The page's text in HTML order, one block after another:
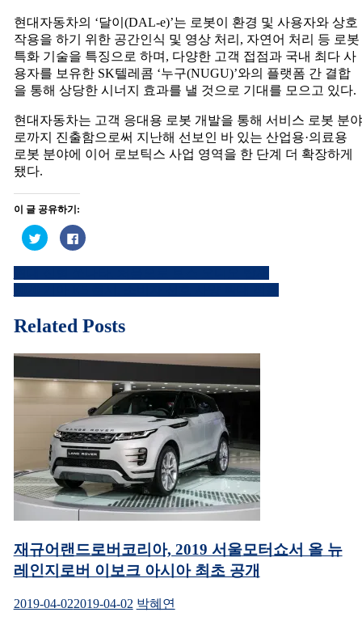
공
동
개
발
현대자동차의 ‘달이(DAL-e)’는 로봇이 환경 및 사용자와 상호
작용을 하기 위한 공간인식 및 영상 처리, 자연어 처리 등 로봇
특화 기술을 특징으로 하며, 다양한 고객 접점과 국내 최다 사
용자를 보유한 SK텔레콤 ‘누구(NUGU)’와의 플랫폼 간 결합
을 통해 상당한 시너지 효과를 낼 것으로 기대를 모으고 있다.
현대자동차는 고객 응대용 로봇 개발을 통해 서비스 로봇 분야
로까지 진출함으로써 지난해 선보인 바 있는 산업용·의료용
로봇 분야에 이어 로보틱스 사업 영역을 한 단계 더 확장하게
됐다.
이 글 공유하기:
트
위
로
유
창
에
열
림)
페
이
북
공
면
클
하
세
(새
에
서
열
림)
글
내
비
게
이
션
Related Posts
재규어랜드로버코리아, 2019 서울모터쇼서 올 뉴
레인지로버 이보크 아시아 최초 공개
2019-04-022019-04-02 박혜연